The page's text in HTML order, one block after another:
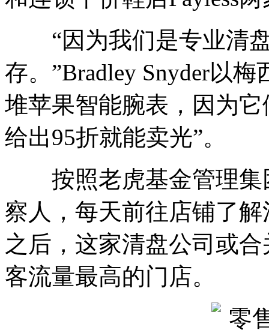
“因为我们是专业清盘
存。”Bradley Snyder以
堆苹果智能腕表，因为
给出95折就能卖光”。
按照老虎基金管理集
察人，每天前往店铺了
之后，这家清盘公司或
客流量最高的门店。